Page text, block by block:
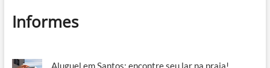
Informes
Aluguel em Santos: encontre seu lar na praia!